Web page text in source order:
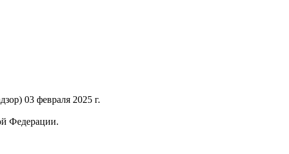
03 февраля 2025 г.
Федерации.